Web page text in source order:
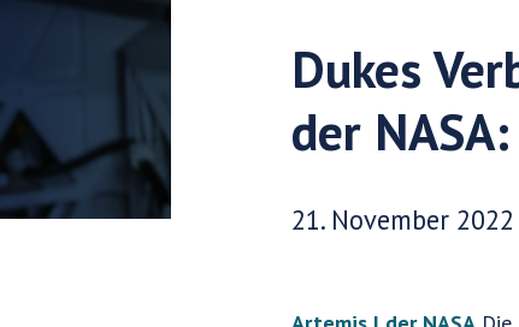
Dukes
der
Veröffentlichungsdatum:
21. November 2022